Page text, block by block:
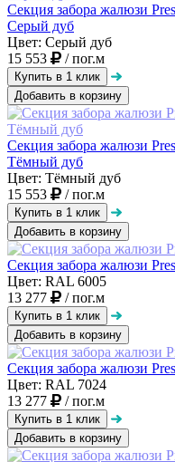
Секция забора жалюзи
Серый дуб
Цвет: Серый дуб
15 553
/ пог.м
Добавить в корзину
Секция забора жалюзи
Тёмный дуб
Цвет: Тёмный дуб
15 553
/ пог.м
Добавить в корзину
Секция забора жалюзи
Цвет: RAL 6005
13 277
/ пог.м
Добавить в корзину
Секция забора жалюзи
Цвет: RAL 7024
13 277
/ пог.м
Добавить в корзину